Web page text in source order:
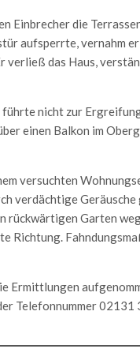
Einbrecher die
aufsperrte, vernahm
verließ das Haus,
nicht zur
einen Balkon im
versuchten
verdächtige Geräusche
rückwärtigen Garten
Richtung.
Ermittlungen
Telefonnummer